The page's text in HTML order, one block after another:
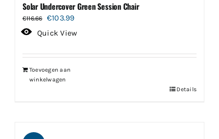
Solar Undercover Green Session Chair
€116.66
Oorspronkelijke
prijs
€116.66.
€103.99Huidige
prijs
€103.99.
Quick View
Toevoegen aan
winkelwagen
Details